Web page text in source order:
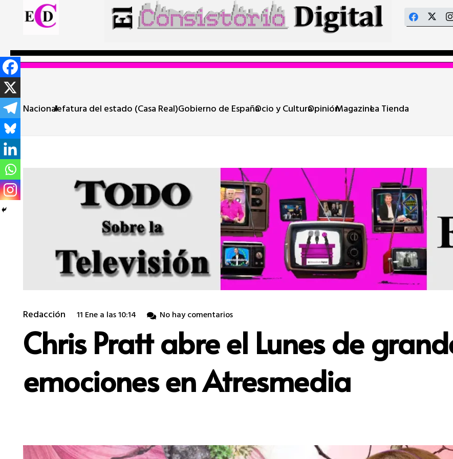
NacionalJefatura del estado (Casa Real)Gobierno de EspañaOcio y CulturaOpiniónMagazineLa Tienda
Redacción 11 Ene a las 10:14 No hay comentarios
Chris Pratt abre el Lunes de
emociones en Atresmedia